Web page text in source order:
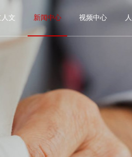
国立人文 新闻中心